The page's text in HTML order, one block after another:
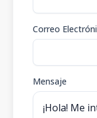
Correo
Mensaje